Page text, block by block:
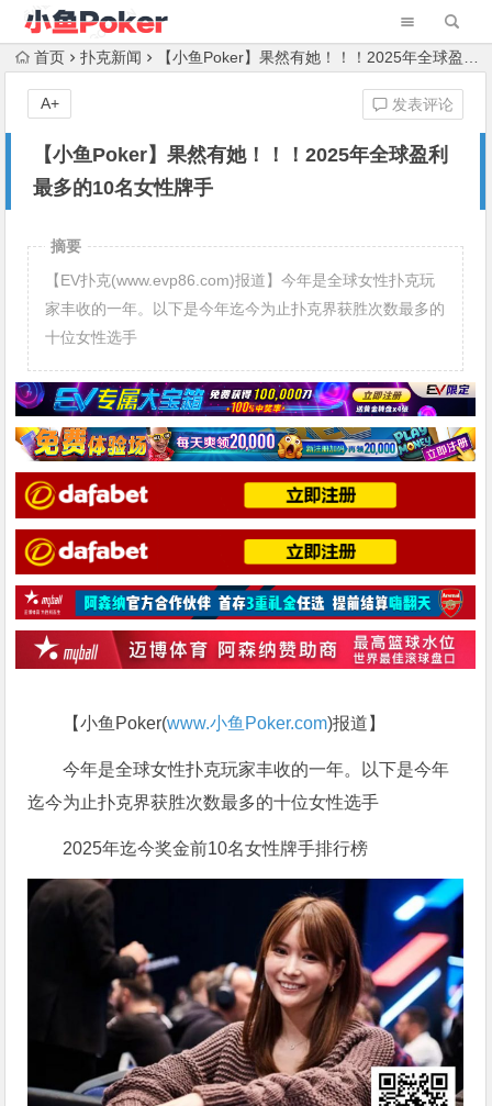
首页 扑克新闻 【小鱼Poker】果然有她！！！2025年全球盈利最多的10名女性牌手
【小鱼Poker】果然有她！！！2025年全球盈利
最多的10名女性牌手
发表评论
A+
摘要
【EV扑克(www.evp86.com)报道】今年是全球女性扑克玩
家丰收的一年。以下是今年迄今为止扑克界获胜次数最多的
十位女性选手
【小鱼Poker(www.小鱼Poker.com)报道】
今年是全球女性扑克玩家丰收的一年。以下是今年
迄今为止扑克界获胜次数最多的十位女性选手
2025年迄今奖金前10名女性牌手排行榜